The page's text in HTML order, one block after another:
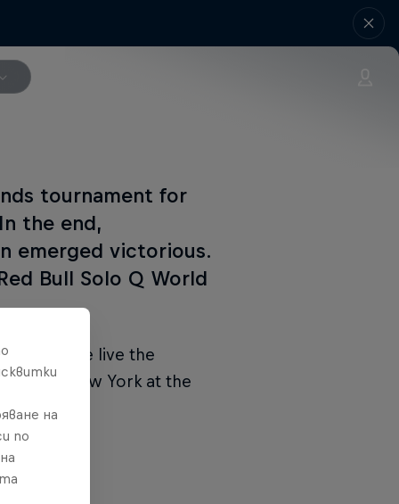
tournament for
the end,
emerged victorious.
Bull Solo Q World
experience live the
in New York at the
на
по